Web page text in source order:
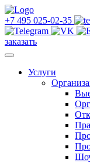
+7 495 025-02-35
заказать
Услуги